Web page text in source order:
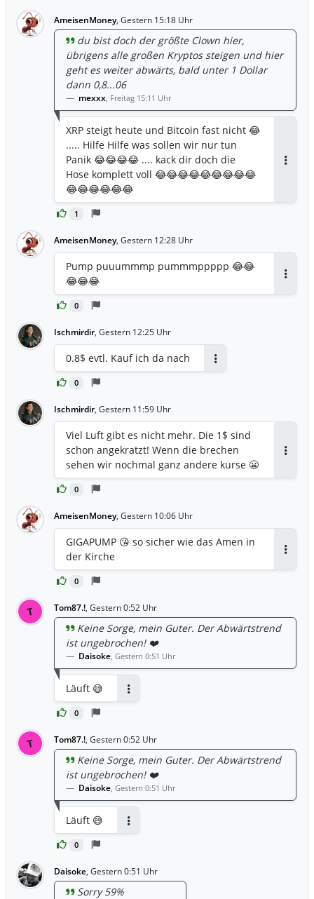
AmeisenMoney, Gestern 15:18 Uhr
1
du bist doch der größte Clown hier,
übrigens alle großen Kryptos steigen und hier
geht es weiter abwärts, bald unter 1 Dollar
dann 0,8...06
mexxx, Freitag 15:11 Uhr
XRP steigt heute und Bitcoin fast nicht 😂
..... Hilfe Hilfe was sollen wir nur tun
Panik 😂😂😂😂 .... kack dir doch die
Hose komplett voll 😂😂😂😂😂😂😂😂😂
😂😂😂😂😂😂
AmeisenMoney, Gestern 12:28 Uhr
0
Pump puuummmp pummmppppp 😂😂
😂😂😂
Ischmirdir, Gestern 12:25 Uhr
0
0.8$ evtl. Kauf ich da nach
Ischmirdir, Gestern 11:59 Uhr
0
Viel Luft gibt es nicht mehr. Die 1$ sind
schon angekratzt! Wenn die brechen
sehen wir nochmal ganz andere kurse 😬
AmeisenMoney, Gestern 10:06 Uhr
0
GIGAPUMP 😘 so sicher wie das Amen in
der Kirche
T Tom87.!, Gestern 0:52 Uhr
0
Keine Sorge, mein Guter. Der Abwärtstrend
ist ungebrochen! ❤️
Daisoke, Gestern 0:51 Uhr
Läuft 😅
T Tom87.!, Gestern 0:52 Uhr
0
Keine Sorge, mein Guter. Der Abwärtstrend
ist ungebrochen! ❤️
Daisoke, Gestern 0:51 Uhr
Läuft 😅
Daisoke, Gestern 0:51 Uhr
Sorry 59%